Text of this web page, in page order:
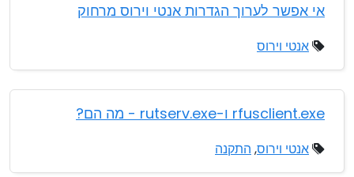
אי אפשר לערוך הגדרות אנטי וירוס מרחוק
אנטי וירוס
rfusclient.exe ו-rutserv.exe - מה הם?
אנטי וירוס, התקנה